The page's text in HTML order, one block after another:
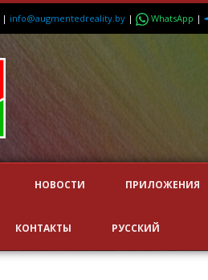
| info@augmentedreality.by | WhatsApp |
НОВОСТИ ПРИЛОЖЕНИЯ
КОНТАКТЫ РУССКИЙ